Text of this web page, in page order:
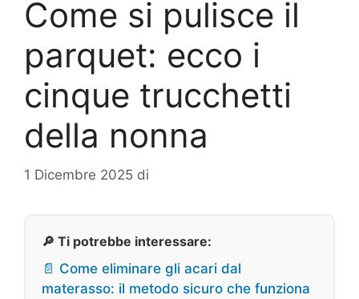
Come si pulisce il
parquet: ecco i
cinque trucchetti
della nonna
1 Dicembre 2025 di
🔎 Ti potrebbe interessare:
📄 Come eliminare gli acari dal
materasso: il metodo sicuro che funziona